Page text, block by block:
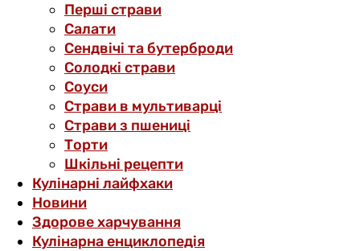
Перші страви
Салати
Сендвічі та бутерброди
Солодкі страви
Соуси
Страви в мультиварці
Страви з пшениці
Торти
Шкільні рецепти
Кулінарні лайфхаки
Новини
Здорове харчування
Кулінарна енциклопедія